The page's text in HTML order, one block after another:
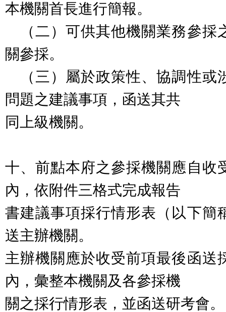
本機關首長進行簡報。
（二）可供其他機關業務參採
關參採。
（三）屬於政策性、協調性或
問題之建議事項，函送其共
同上級機關。
十、前點本府之參採機關應自收
內，依附件三格式完成報告
書建議事項採行情形表（以下簡
送主辦機關。
主辦機關應於收受前項最後函送
內，彙整本機關及各參採機
關之採行情形表，並函送研考會。